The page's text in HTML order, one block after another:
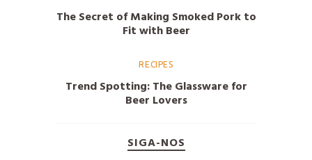
The Secret of Making Smoked Pork to
Fit with Beer
RECIPES
Trend Spotting: The Glassware for
Beer Lovers
SIGA-NOS